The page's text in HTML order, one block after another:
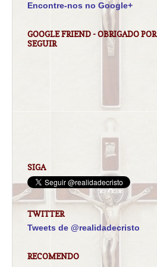
Encontre-nos no Google+
GOOGLE FRIEND - OBRIGADO POR
SEGUIR
SIGA
TWITTER
Tweets de @realidadecristo
RECOMENDO